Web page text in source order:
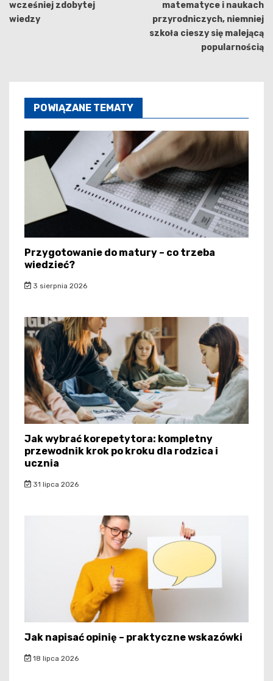
wcześniej zdobytej
wiedzy
matematyce i naukach
przyrodniczych, niemniej
szkoła cieszy się malejącą
popularnością
POWIĄZANE TEMATY
Przygotowanie do matury – co trzeba
wiedzieć?
3 sierpnia 2026
Jak wybrać korepetytora: kompletny
przewodnik krok po kroku dla rodzica i
ucznia
31 lipca 2026
Jak napisać opinię – praktyczne wskazówki
18 lipca 2026